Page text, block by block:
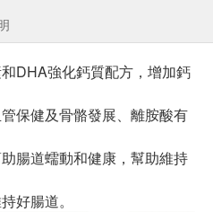
DHA強化鈣質配方，增加鈣
保健及骨骼發展、離胺酸有
腸道蠕動和健康，幫助維持
好腸道。